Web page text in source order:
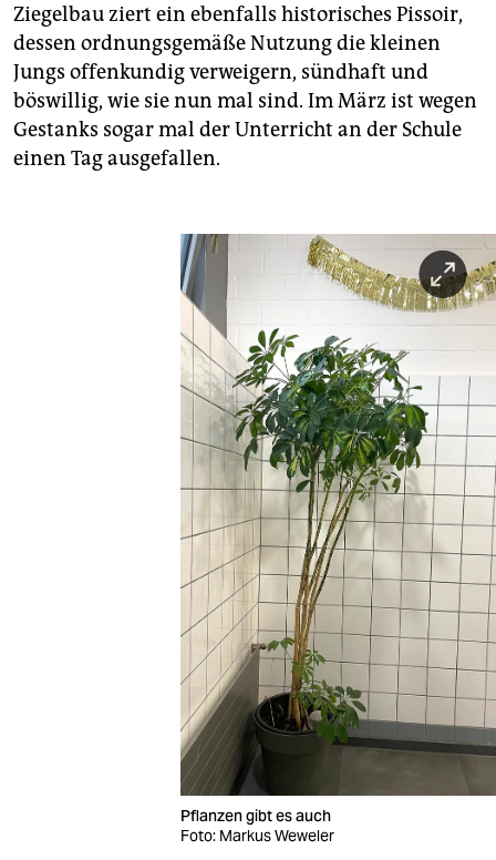
Ziegelbau ziert ein ebenfalls historisches Pissoir,
dessen ordnungsgemäße Nutzung die kleinen
Jungs offenkundig verweigern, sündhaft und
böswillig, wie sie nun mal sind. Im März ist wegen
Gestanks sogar mal der Unterricht an der Schule
einen Tag ausgefallen.
Pflanzen gibt es auch
Foto: Markus Weweler